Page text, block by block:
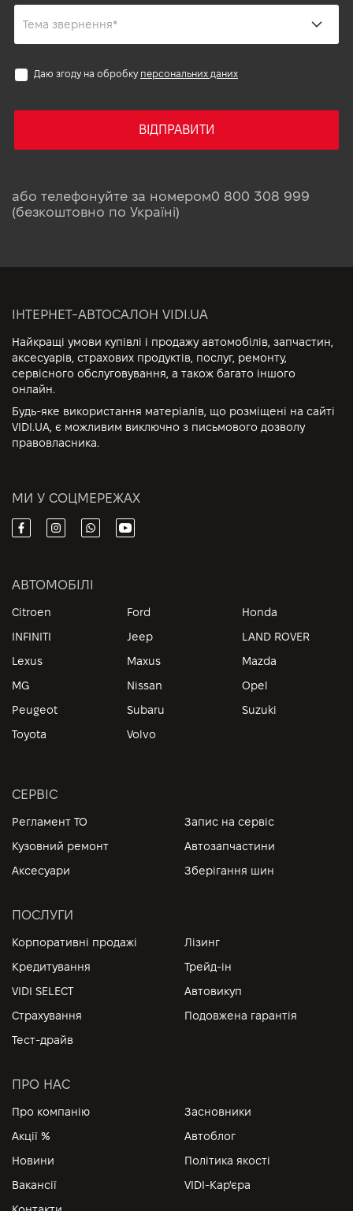
Даю згоду на обробку персональних даних
ВІДПРАВИТИ
або телефонуйте за номером0 800 308 999
(безкоштовно по Україні)
ІНТЕРНЕТ-АВТОСАЛОН VIDI.UA
Найкращі умови купівлі і продажу автомобілів, запчастин,
аксесуарів, страхових продуктів, послуг, ремонту,
сервісного обслуговування, а також багато іншого
онлайн.
Будь-яке використання матеріалів, що розміщені на сайті
VIDI.UA, є можливим виключно з письмового дозволу
правовласника.
МИ У СОЦМЕРЕЖАХ
АВТОМОБІЛІ
Citroen Ford
Honda
INFINITI
Jeep
LAND ROVER
Lexus
Maxus
Mazda
MG
Nissan
Opel
Peugeot
Subaru
Suzuki
Toyota
Volvo
СЕРВІС
Регламент ТО
Запис на сервіс
Кузовний ремонт
Автозапчастини
Аксесуари
Зберігання шин
ПОСЛУГИ
Корпоративні продажі
Лізинг
Кредитування
Трейд-ін
VIDI SELECT
Автовикуп
Страхування
Подовжена гарантія
Тест-драйв
ПРО НАС
Про компанію
Засновники
Акції %
Автоблог
Новини
Політика якості
Вакансії
VIDI-Кар'єра